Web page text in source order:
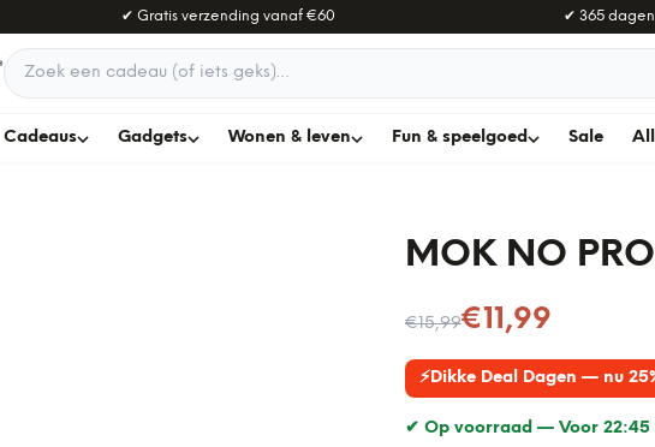
✔ Gratis verzending vanaf€60 ✔ 365
Zoek een cadeau
Cadeaus Gadgets Wonen & leven Fun & speelgoed Sale
MOK NO
€15,99
Nu voor
€11,99
⚡Dikke Deal Dagen — nu
✔ Op voorraad — Voor 22:45